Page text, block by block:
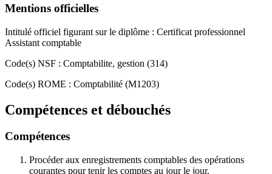
Mentions officielles
Intitulé officiel figurant sur le diplôme : Certificat professionnel
Assistant comptable
Code(s) NSF : Comptabilite, gestion (314)
Code(s) ROME : Comptabilité (M1203)
Compétences et débouchés
Compétences
Procéder aux enregistrements comptables des opérations
courantes pour tenir les comptes au jour le jour.